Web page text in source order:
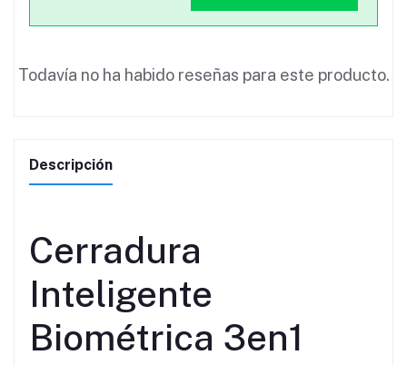
Todavía no ha habido reseñas para este producto.
Descripción
Cerradura
Inteligente
Biométrica 3en1